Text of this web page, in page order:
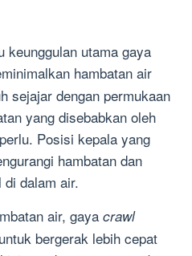
keunggulan utama gaya
hambatan air
sejajar dengan permukaan
yang disebabkan oleh
Posisi kepala yang
hambatan dan
di dalam air.
air, gaya crawl
bergerak lebih cepat